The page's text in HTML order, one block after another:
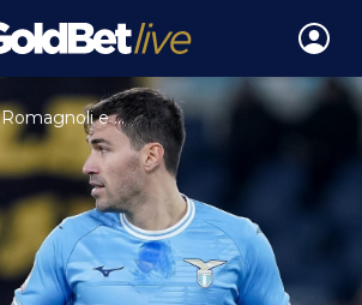
Romagnoli e ...